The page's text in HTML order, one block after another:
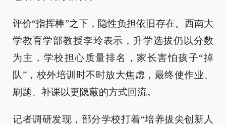
评价“指挥棒”之下，隐性负担依旧存在。西南大
学教育学部教授李玲表示，升学选拔仍以分数
为主，学校担心质量排名，家长害怕孩子“掉
队”，校外培训时不时放大焦虑，最终使作业、
刷题、补课以更隐蔽的方式回流。
记者调研发现，部分学校打着“培养拔尖创新人